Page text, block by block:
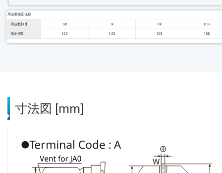
周波数補正係数
周波数 [Hz] 120 1k 10k 100k
補正係数 1.00 1.05 1.08 1.08
寸法図 [mm]